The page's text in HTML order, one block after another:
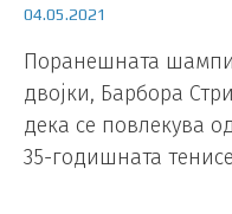
04.05.2021
Поранешната
двојки, Барбора
дека се повлекува
35-годишната